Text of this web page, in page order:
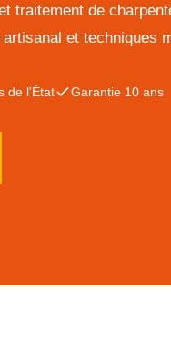
traitement de
et techniques
de l'État Garantie 10 ans